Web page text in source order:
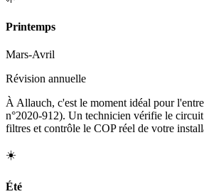
Printemps
Mars-Avril
Révision annuelle
À Allauch, c'est le moment idéal pour
n°2020-912). Un technicien vérifie le
filtres et contrôle le COP réel de votre
☀️
Été